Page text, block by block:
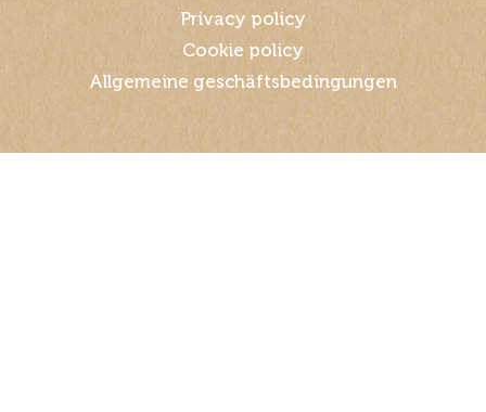
Colruyt Vorst
Victor Rousseaulaan 208, 1190 Vorst
Colruyt Anderlues
Privacy policy
Cookie policy
Allgemeine geschäftsbedingungen